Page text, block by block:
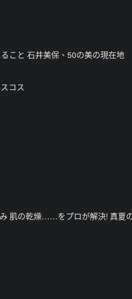
こと 石井美保、50の美の現在地
コス
肌の乾燥……をプロが解決! 真夏